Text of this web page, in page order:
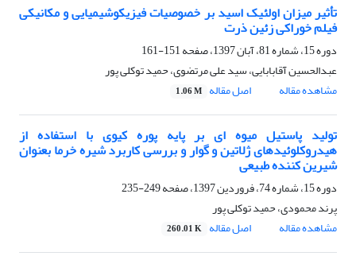
تأثیر میزان اولئیک اسید بر خصوصیات فیزیکوشیمیایی و مکانیکی
فیلم خوراکی زئین ذرت
دوره 15، شماره 81، آبان 1397، صفحه
151-161
عبدالحسین آقابابایی، سید علی مرتضوی، حمید توکلی پور
مشاهده مقاله
اصل مقاله 1.06 M
تولید پاستیل میوه ای بر پایه پوره کیوی با استفاده از
هیدروکلوئیدهای ژلاتین و گوار و بررسی کاربرد شیره خرما بعنوان
شیرین کننده طبیعی
دوره 15، شماره 74، فروردین 1397، صفحه
249-235
پرند محمودی، حمید توکلی پور
مشاهده مقاله
اصل مقاله 260.01 K